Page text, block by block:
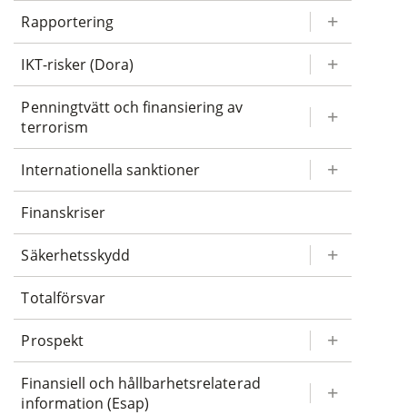
Rapportering
IKT-risker (Dora)
Penningtvätt och finansiering av
terrorism
Internationella sanktioner
Finanskriser
Säkerhetsskydd
Totalförsvar
Prospekt
Finansiell och hållbarhetsrelaterad
information (Esap)